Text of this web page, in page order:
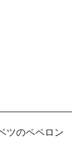
ツのペペロン